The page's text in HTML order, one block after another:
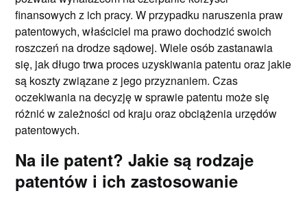
finansowych z ich pracy. W przypadku naruszenia praw
patentowych, właściciel ma prawo dochodzić swoich
roszczeń na drodze sądowej. Wiele osób zastanawia
się, jak długo trwa proces uzyskiwania patentu oraz jakie
są koszty związane z jego przyznaniem. Czas
oczekiwania na decyzję w sprawie patentu może się
różnić w zależności od kraju oraz obciążenia urzędów
patentowych.
Na ile patent? Jakie są rodzaje
patentów i ich zastosowanie